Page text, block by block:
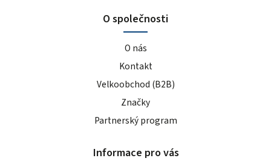
O společnosti
O nás
Kontakt
Velkoobchod (B2B)
Značky
Partnerský program
Informace pro vás